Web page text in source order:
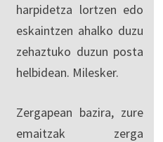
harpidetza lortzen edo
eskaintzen ahalko duzu
zehaztuko duzun posta
helbidean. Milesker.
Zergapean bazira, zure
emaitzak zerga